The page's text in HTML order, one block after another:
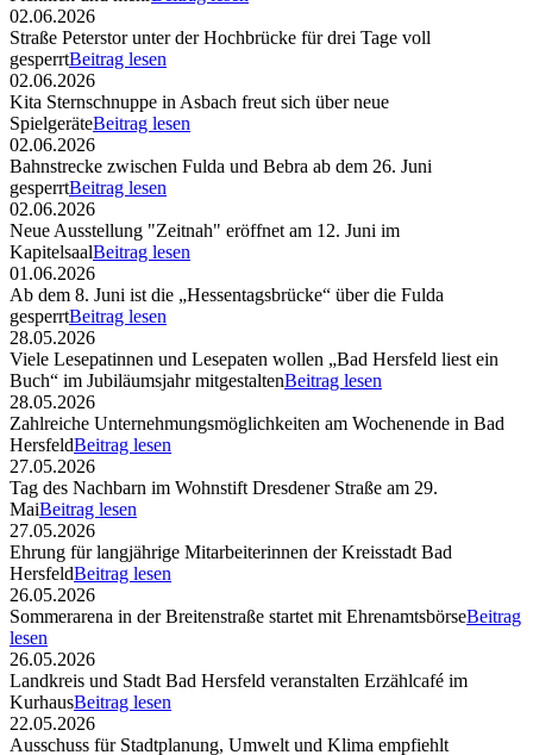
02.06.2026
Straße Peterstor unter der Hochbrücke für drei Tage voll
gesperrtBeitrag lesen
02.06.2026
Kita Sternschnuppe in Asbach freut sich über neue
SpielgeräteBeitrag lesen
02.06.2026
Bahnstrecke zwischen Fulda und Bebra ab dem 26. Juni
gesperrtBeitrag lesen
02.06.2026
Neue Ausstellung "Zeitnah" eröffnet am 12. Juni im
KapitelsaalBeitrag lesen
01.06.2026
Ab dem 8. Juni ist die „Hessentagsbrücke“ über die Fulda
gesperrtBeitrag lesen
28.05.2026
Viele Lesepatinnen und Lesepaten wollen „Bad Hersfeld liest ein
Buch“ im Jubiläumsjahr mitgestaltenBeitrag lesen
28.05.2026
Zahlreiche Unternehmungsmöglichkeiten am Wochenende in Bad
HersfeldBeitrag lesen
27.05.2026
Tag des Nachbarn im Wohnstift Dresdener Straße am 29.
MaiBeitrag lesen
27.05.2026
Ehrung für langjährige Mitarbeiterinnen der Kreisstadt Bad
HersfeldBeitrag lesen
26.05.2026
Sommerarena in der Breitenstraße startet mit EhrenamtsbörseBeitrag
lesen
26.05.2026
Landkreis und Stadt Bad Hersfeld veranstalten Erzählcafé im
KurhausBeitrag lesen
22.05.2026
Ausschuss für Stadtplanung, Umwelt und Klima empfiehlt